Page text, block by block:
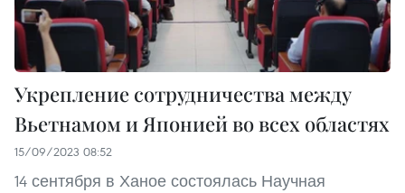
Укрепление сотрудничества между
Вьетнамом и Японией во всех областях
15/09/2023 08:52
14 сентября в Ханое состоялась Научная